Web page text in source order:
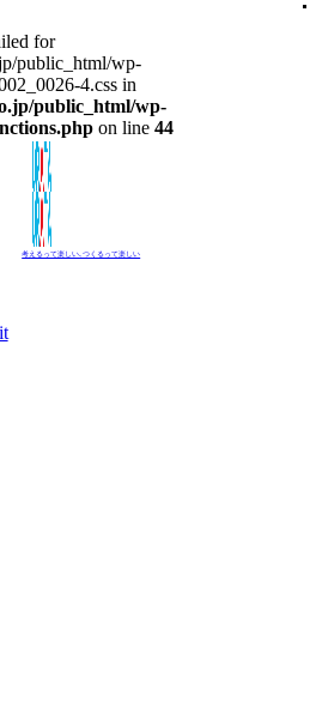
for
public_html/wp-
4.css in
public_html/wp-
on line 44
考えるって楽しい､つくるって楽しい